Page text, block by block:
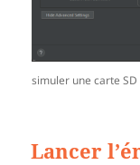
simuler une carte SD
Lancer